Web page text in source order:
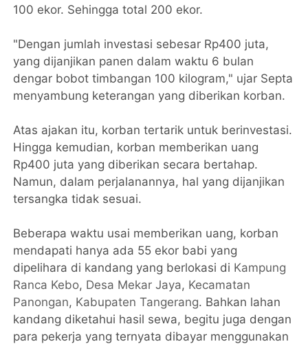
100 ekor. Sehingga total 200 ekor.
"Dengan jumlah investasi sebesar Rp400 juta,
yang dijanjikan panen dalam waktu 6 bulan
dengar bobot timbangan 100 kilogram," ujar Septa
menyambung keterangan yang diberikan korban.
Atas ajakan itu, korban tertarik untuk berinvestasi.
Hingga kemudian, korban memberikan uang
Rp400 juta yang diberikan secara bertahap.
Namun, dalam perjalanannya, hal yang dijanjikan
tersangka tidak sesuai.
Beberapa waktu usai memberikan uang, korban
mendapati hanya ada 55 ekor babi yang
dipelihara di kandang yang berlokasi di Kampung
Ranca Kebo, Desa Mekar Jaya, Kecamatan
Panongan, Kabupaten Tangerang. Bahkan lahan
kandang diketahui hasil sewa, begitu juga dengan
para pekerja yang ternyata dibayar menggunakan